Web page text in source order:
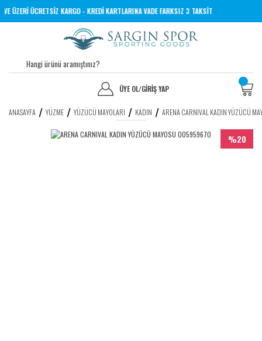
TL VE ÜZERİ ÜCRETSİZ KARGO - KREDİ KARTLARINA VADE FARKSIZ 3 TAKSİT
ÜYE OL/GİRİŞ YAP
ANASAYFA YÜZME YÜZÜCÜ MAYOLARI KADIN ARENA CARNIVAL KADIN YÜZÜCÜ
%20